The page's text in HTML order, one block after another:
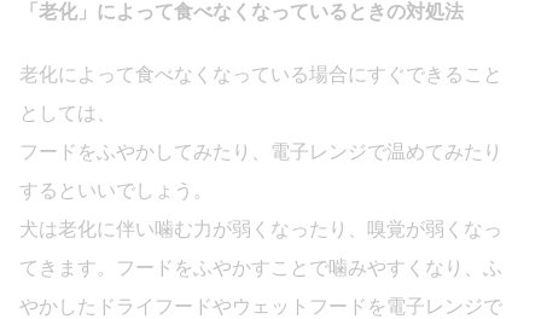
「老化」によって食べなくなっているときの対処法
老化によって食べなくなっている場合にすぐできること
としては、
フードをふやかしてみたり、電子レンジで温めてみたり
するといいでしょう。
犬は老化に伴い噛む力が弱くなったり、嗅覚が弱くなっ
てきます。フードをふやかすことで噛みやすくなり、ふ
やかしたドライフードやウェットフードを電子レンジで